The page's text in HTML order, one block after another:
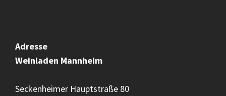
Adresse
Weinladen Mannheim
Seckenheimer Hauptstraße 80